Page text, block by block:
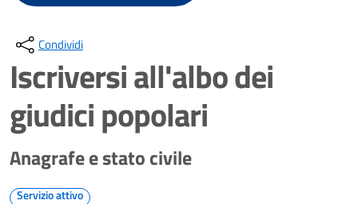
Condividi
Iscriversi all'albo dei
giudici popolari
Anagrafe e stato civile
Servizio attivo